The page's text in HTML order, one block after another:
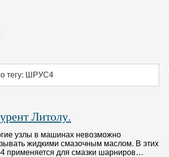
тегу: ШРУС4
Литолу.
узлы в машинах невозможно
жидкими смазочным маслом. В этих
применяется для смазки шарниров…